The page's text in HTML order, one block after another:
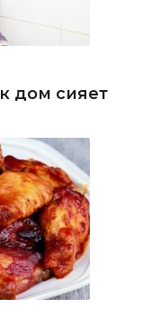
дом сияет